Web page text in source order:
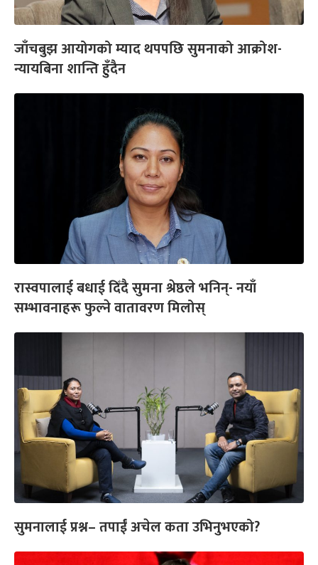
जाँचबुझ आयोगको म्याद थपपछि सुमनाको आक्रोश-
न्यायबिना शान्ति हुँदैन
रास्वपालाई बधाई दिँदै सुमना श्रेष्ठले भनिन्- नयाँ
सम्भावनाहरू फुल्ने वातावरण मिलोस्
सुमनालाई प्रश्न– तपाईं अचेल कता उभिनुभएको?